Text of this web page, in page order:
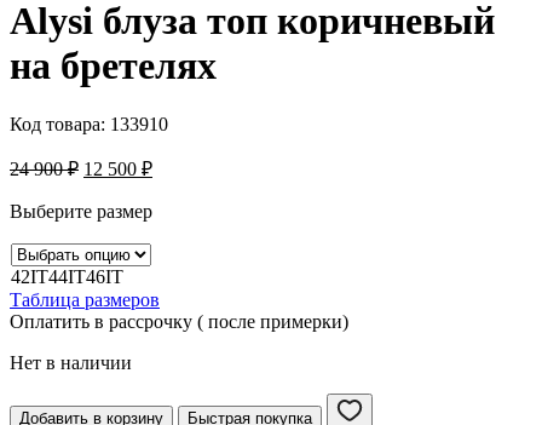
Alysi блуза топ коричневый
на бретелях
Код товара: 133910
24 900₽ 12 500 ₽
Выберите размер
42IT44IT46IT
Таблица размеров
Оплатить в рассрочку ( после примерки)
Нет в наличии
Добавить в корзину Быстрая покупка